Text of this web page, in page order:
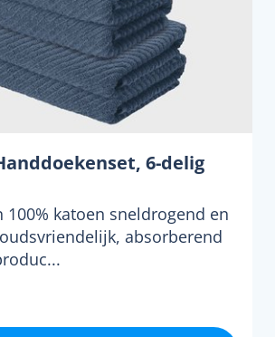
6-delig
100% katoen sneldrogend en
absorberend